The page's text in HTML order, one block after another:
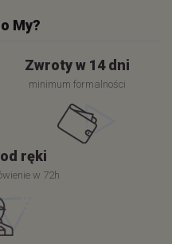
My?
Zwroty w 14 dni
minimum formalności
ręki
w 72h